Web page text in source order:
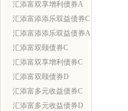
汇添富双享增利债券A
汇添富添添乐双益债券C
汇添富添添乐双益债券A
汇添富双颐债券C
汇添富双享增利债券C
汇添富双颐债券D
汇添富多元收益债券C
汇添富多元收益债券D